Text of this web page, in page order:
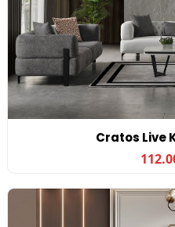
Cratos Live